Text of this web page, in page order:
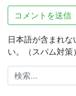
日本語が含まれ
い。（スパム対策）
検
索: